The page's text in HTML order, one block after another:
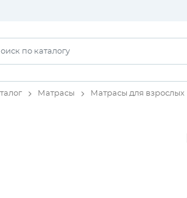
Матрасы Матрасы для взрослых